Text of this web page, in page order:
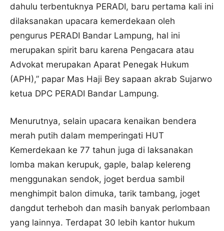
dahulu terbentuknya PERADI, baru pertama kali ini
dilaksanakan upacara kemerdekaan oleh
pengurus PERADI Bandar Lampung, hal ini
merupakan spirit baru karena Pengacara atau
Advokat merupakan Aparat Penegak Hukum
(APH),” papar Mas Haji Bey sapaan akrab Sujarwo
ketua DPC PERADI Bandar Lampung.
Menurutnya, selain upacara kenaikan bendera
merah putih dalam memperingati HUT
Kemerdekaan ke 77 tahun juga di laksanakan
lomba makan kerupuk, gaple, balap kelereng
menggunakan sendok, joget berdua sambil
menghimpit balon dimuka, tarik tambang, joget
dangdut terheboh dan masih banyak perlombaan
yang lainnya. Terdapat 30 lebih kantor hukum